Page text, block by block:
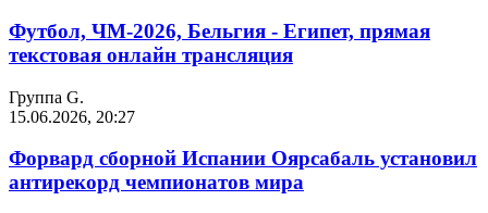
Футбол, ЧМ-2026, Бельгия - Египет, прямая
текстовая онлайн трансляция
Группа G.
15.06.2026, 20:27
Форвард сборной Испании Оярсабаль установил
антирекорд чемпионатов мира